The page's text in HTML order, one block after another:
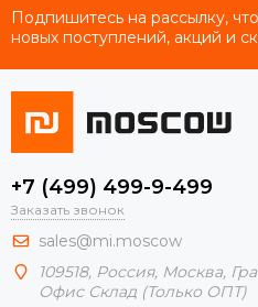
Подпишитесь на рассылку,
новых поступлений, акций и
+7 (499) 499-9-499
Заказать звонок
sales@mi.moscow
109518, Россия, Москва,
Офис Склад (Только ОПТ)